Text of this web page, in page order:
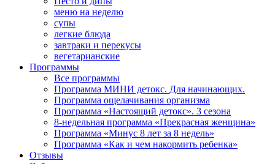
меню на неделю
супы
легкие блюда
завтраки и перекусы
вегетарианские
Программы
Все программы
Программа МИНИ детокс. Для начинающих.
Программа ощелачивания организма
Программа «Настоящий детокс». 3 сезона
8-недельная программа «Прекрасная женщина»
Программа «Минус 8 лет за 8 недель»
Программа «Как и чем накормить ребенка»
Отзывы